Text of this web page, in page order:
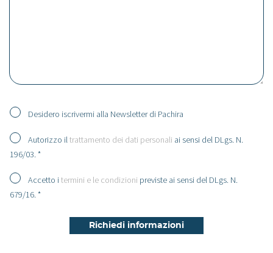
Desidero iscrivermi alla Newsletter di Pachira
Autorizzo iltrattamento dei dati personali ai sensi del DLgs. N.
196/03. *
Accetto itermini e le condizioni previste ai sensi del DLgs. N.
679/16. *